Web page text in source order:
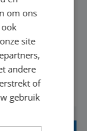
je graag af
Mooi!
uitdaging
met
perfecte
Al
om ons
ook
site
andere
of
gebruik